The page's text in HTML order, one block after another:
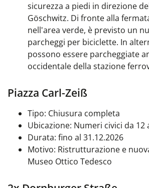
sicurezza a piedi in direzione
Göschwitz. Di fronte alla
nell'area verde, è previsto un
parcheggi per biciclette. In
possono essere parcheggiate
occidentale della stazione
Piazza Carl-Zeiß
Tipo: Chiusura completa
Ubicazione: Numeri civici da 12
Durata: fino al 31.12.2026
Motivo: Ristrutturazione e
Museo Ottico Tedesco